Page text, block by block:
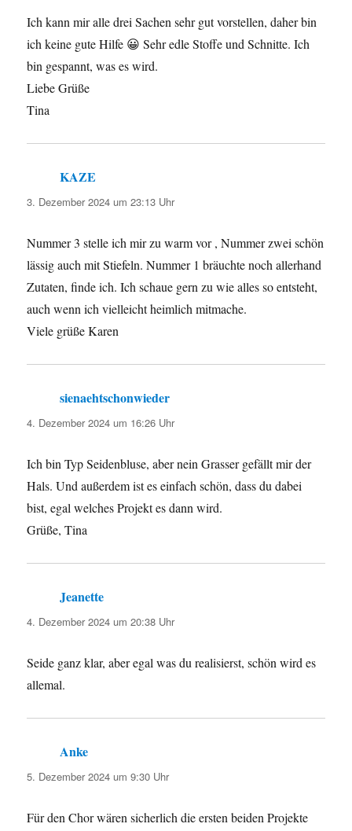
Ich kann mir alle drei Sachen sehr gut vorstellen, daher bin
ich keine gute Hilfe 😀 Sehr edle Stoffe und Schnitte. Ich
bin gespannt, was es wird.
Liebe Grüße
Tina
KAZE
3. Dezember 2024 um 23:13 Uhr
Nummer 3 stelle ich mir zu warm vor , Nummer zwei schön
lässig auch mit Stiefeln. Nummer 1 bräuchte noch allerhand
Zutaten, finde ich. Ich schaue gern zu wie alles so entsteht,
auch wenn ich vielleicht heimlich mitmache.
Viele grüße Karen
sienaehtschonwieder
4. Dezember 2024 um 16:26 Uhr
Ich bin Typ Seidenbluse, aber nein Grasser gefällt mir der
Hals. Und außerdem ist es einfach schön, dass du dabei
bist, egal welches Projekt es dann wird.
Grüße, Tina
Jeanette
4. Dezember 2024 um 20:38 Uhr
Seide ganz klar, aber egal was du realisierst, schön wird es
allemal.
Anke
5. Dezember 2024 um 9:30 Uhr
Für den Chor wären sicherlich die ersten beiden Projekte